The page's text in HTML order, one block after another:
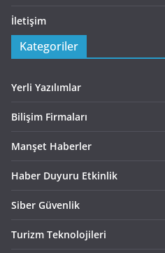
İletişim
Kategoriler
Yerli Yazılımlar
Bilişim Firmaları
Manşet Haberler
Haber Duyuru Etkinlik
Siber Güvenlik
Turizm Teknolojileri